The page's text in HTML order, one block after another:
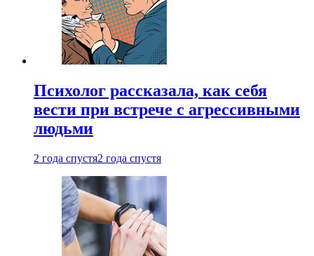
Психолог рассказала, как себя
вести при встрече с агрессивными
людьми
2 года спустя2 года спустя